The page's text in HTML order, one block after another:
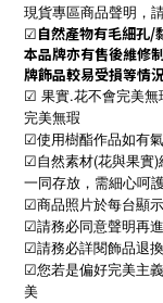
現貨專區商品聲明，
☑自然產物有毛細孔/
本品牌亦有售後維修
牌飾品較易受損等情
☑ 果實.花不會完美無
完美無瑕
☑使用樹酯作品如有
☑自然素材(花與果實)
一同存放，需細心呵
☑商品照片於每台顯
☑請務必同意聲明再
☑請務必詳閱飾品退
☑您若是偏好完美主
美